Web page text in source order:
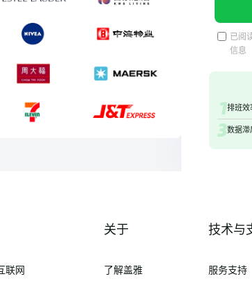
已阅
信息
排班效
数据滞
联网
关于
了解盖雅
技术与
服务支持